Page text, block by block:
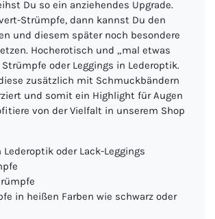
Du so ein anziehendes Upgrade.
Strümpfe, dann kannst Du den
und diesem später noch besondere
Hocherotisch und „mal etwas
oder Leggings in Lederoptik.
zusätzlich mit Schmuckbändern
und somit ein Highlight für Augen
von der Vielfalt in unserem Shop
oder Lack-Leggings
in heißen Farben wie schwarz oder